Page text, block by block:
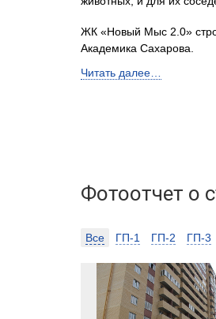
ЖК «Новый Мыс 2.0»
Академика Сахарова.
Квартал состоит из
- уютные планировки;
- большие пластиковые
подоконников и откосов;
Читать далее…
Фотоотчет о
Все ГП-1 ГП-2 ГП-3